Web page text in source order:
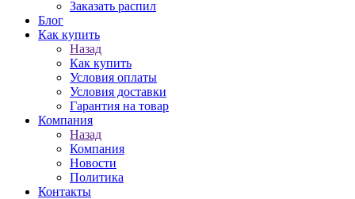
Заказать распил
Блог
Как купить
Назад
Как купить
Условия оплаты
Условия доставки
Гарантия на товар
Компания
Назад
Компания
Новости
Политика
Контакты